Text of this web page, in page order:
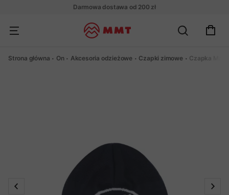
Darmowa dostawa od 200 zł
Strona główna On Akcesoria odzieżowe Czapki zimowe Czapka